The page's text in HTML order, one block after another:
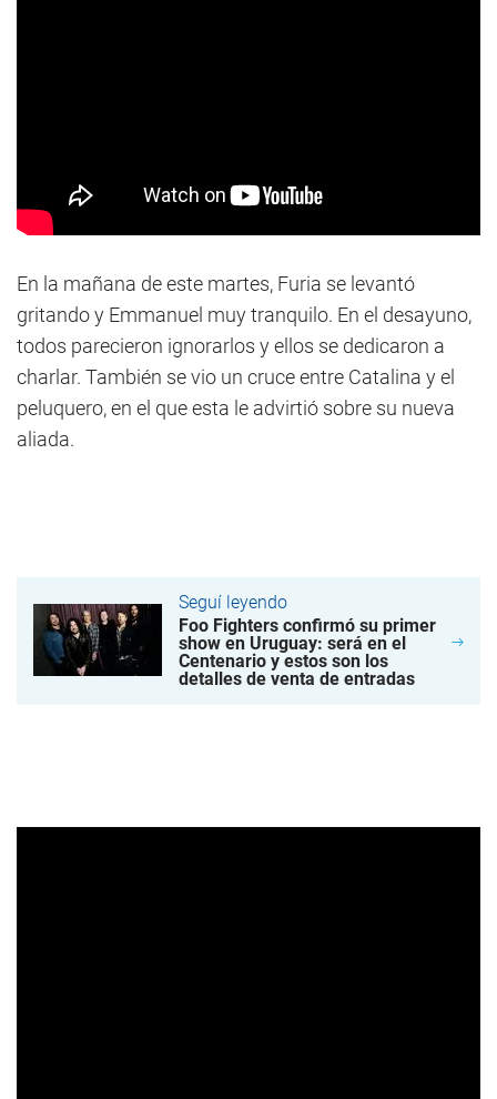
En la mañana de este martes, Furia se levantó
gritando y Emmanuel muy tranquilo. En el desayuno,
todos parecieron ignorarlos y ellos se dedicaron a
charlar. También se vio un cruce entre Catalina y el
peluquero, en el que esta le advirtió sobre su nueva
aliada.
Seguí leyendo
Foo Fighters confirmó su primer
show en Uruguay: será en el
Centenario y estos son los
detalles de venta de entradas